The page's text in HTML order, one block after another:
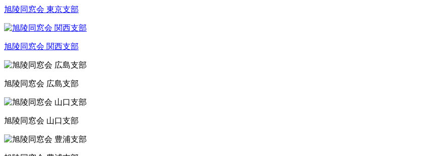
旭陵同窓会 東京支部
旭陵同窓会 関西支部
旭陵同窓会 広島支部
旭陵同窓会 山口支部